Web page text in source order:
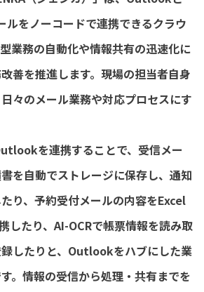
ルをノーコードで連携できるクラウ
業務の自動化や情報共有の迅速化に
善を推進します。現場の担当者自身
々のメール業務や対応プロセスにす
を連携することで、受信メー
を自動でストレージに保存し、通知
り、予約受付メールの内容をExcel
したり、AI-OCRで帳票情報を読み取
したりと、Outlookをハブにした業
。情報の受信から処理・共有までを